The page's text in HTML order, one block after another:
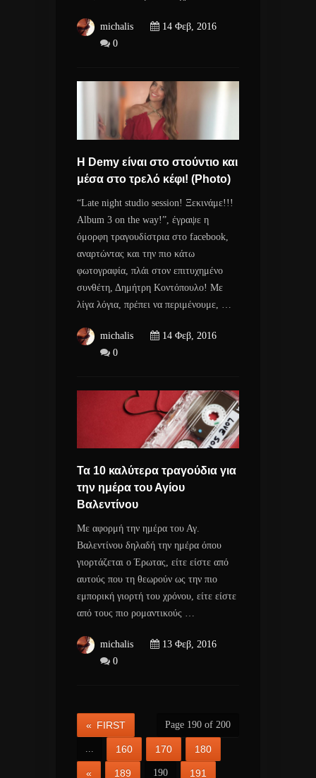
michalis
14 Φεβ, 2016
0
H Demy είναι στο στούντιο και
μέσα στο τρελό κέφι! (Photo)
“Late night studio session! Ξεκινάμε!!!
Album 3 on the way!”, έγραψε η
όμορφη τραγουδίστρια στο facebook,
αναρτώντας και την πιο κάτω
φωτογραφία, πλάι στον επιτυχημένο
συνθέτη, Δημήτρη Κοντόπουλο! Με
λίγα λόγια, πρέπει να περιμένουμε, …
michalis
14 Φεβ, 2016
0
Τα 10 καλύτερα τραγούδια για
την ημέρα του Αγίου
Βαλεντίνου
Με αφορμή την ημέρα του Αγ.
Βαλεντίνου δηλαδή την ημέρα όπου
γιορτάζεται ο Έρωτας, είτε είστε από
αυτούς που τη θεωρούν ως την πιο
εμπορική γιορτή του χρόνου, είτε είστε
από τους πιο ρομαντικούς …
michalis
13 Φεβ, 2016
0
Page 190 of 200
« FIRST
... 160 170 180
« 189 190 191